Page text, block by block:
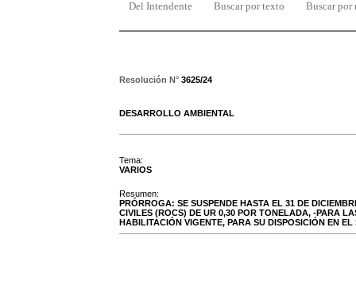
Del Intendente Buscar por texto Buscar por
Resolución N° 3625/24
DESARROLLO AMBIENTAL
Tema:
VARIOS
Resumen:
PRÓRROGA: SE SUSPENDE HASTA EL 31 DE
CIVILES (ROCS) DE UR 0,30 POR TONELADA, -PARA
HABILITACIÓN VIGENTE, PARA SU DISPOSICIÓN EN